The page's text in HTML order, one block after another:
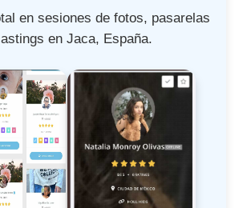
en sesiones de fotos, pasarelas
en Jaca, España.